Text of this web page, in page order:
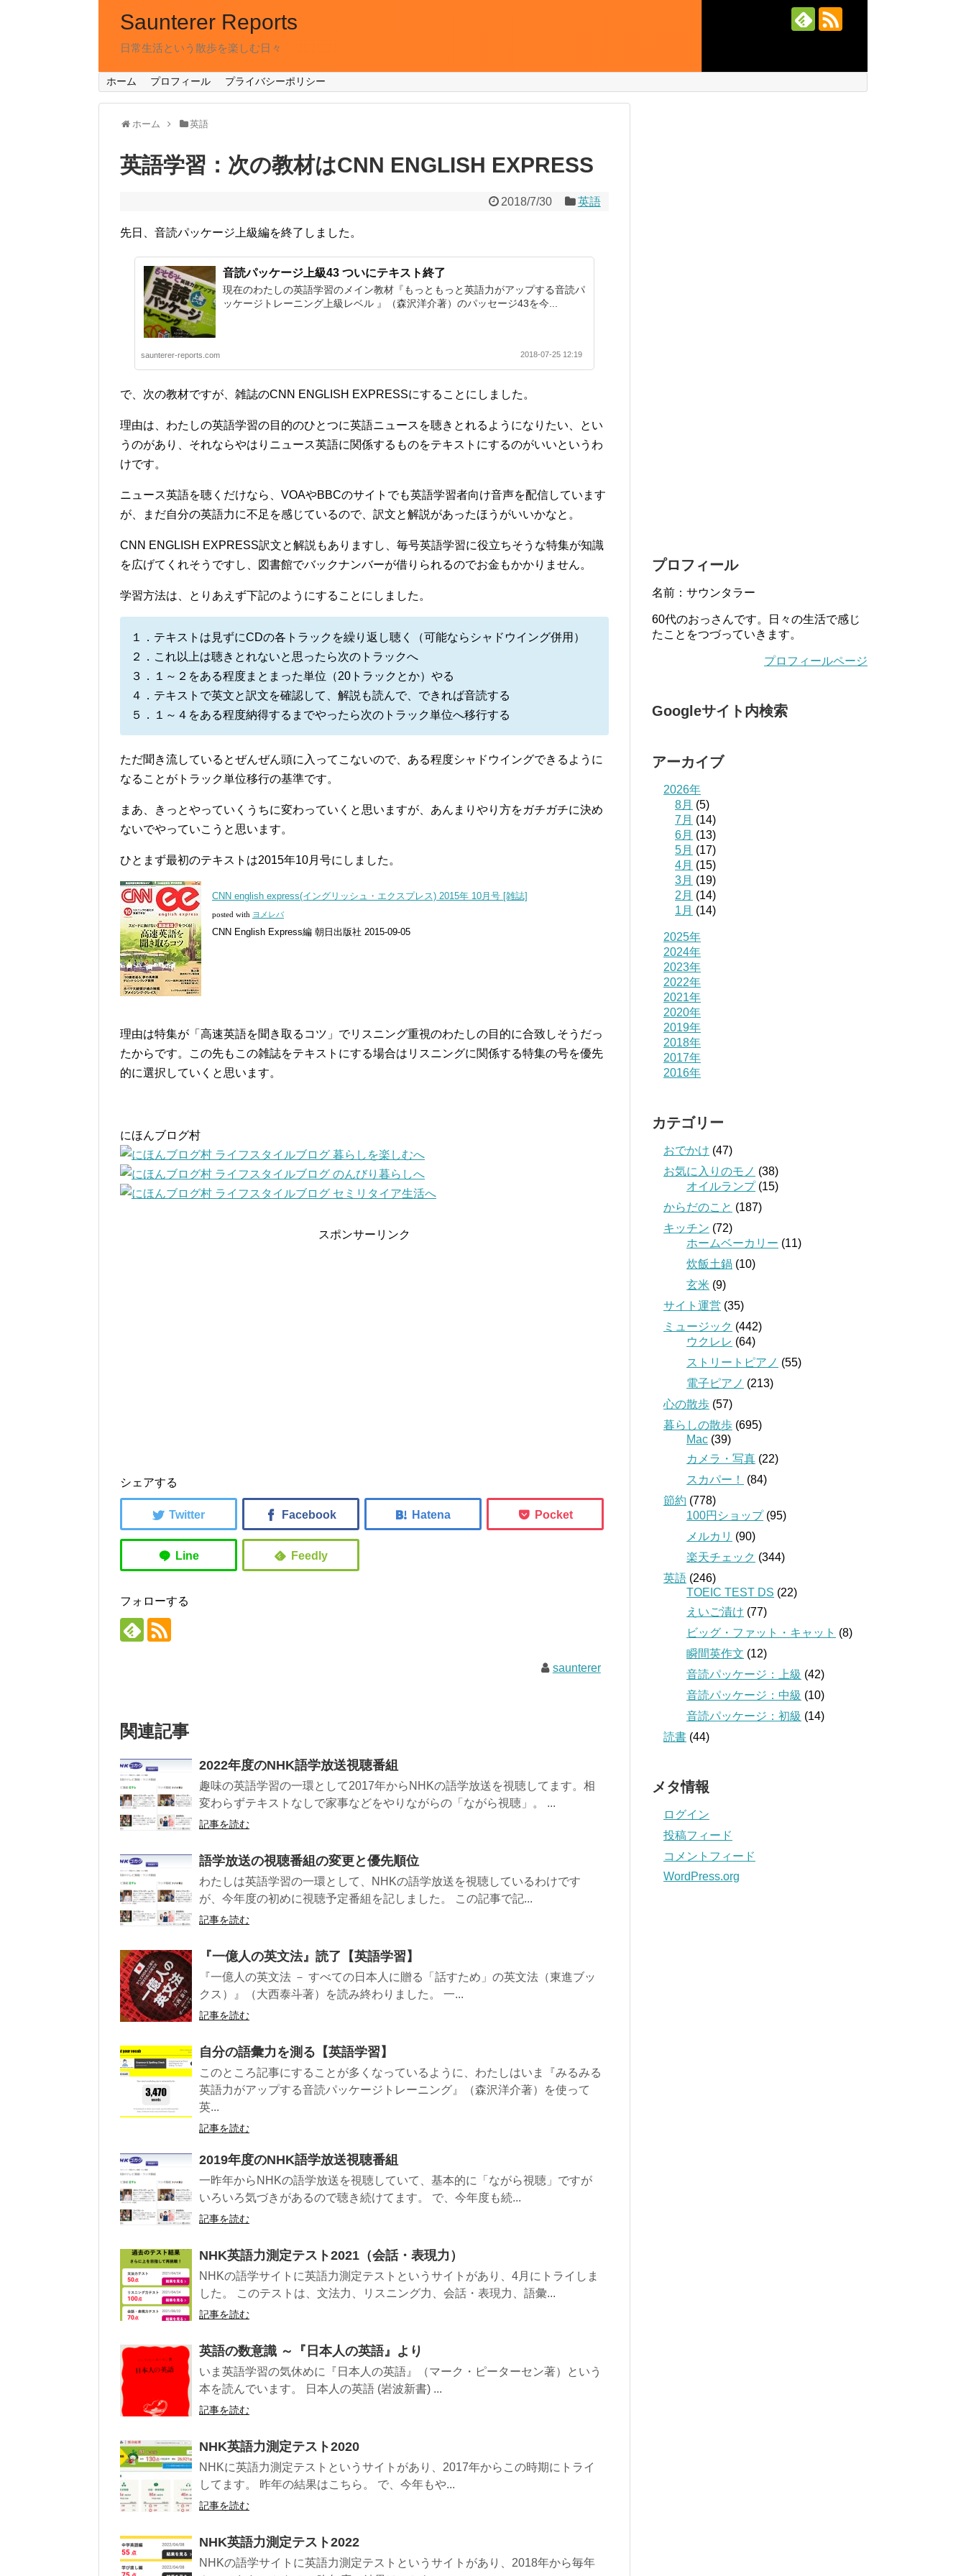
Saunterer Reports
日常生活という散歩を楽しむ日々
ホーム プロフィール プライバシーポリシー
ホーム 英語
英語学習：次の教材はCNN ENGLISH EXPRESS
2018/7/30 英語
先日、音読パッケージ上級編を終了しました。
音読パッケージ上級43 ついにテキスト終了
現在のわたしの英語学習のメイン教材『もっともっと英語力がアップする音読パ
ッケージトレーニング上級レベル 』（森沢洋介著）のパッセージ43を今...
saunterer-reports.com 2018-07-25 12:19
で、次の教材ですが、雑誌のCNN ENGLISH EXPRESSにすることにしました。
理由は、わたしの英語学習の目的のひとつに英語ニュースを聴きとれるようになりたい、とい
うのがあり、それならやはりニュース英語に関係するものをテキストにするのがいいというわ
けです。
ニュース英語を聴くだけなら、VOAやBBCのサイトでも英語学習者向け音声を配信しています
が、まだ自分の英語力に不足を感じているので、訳文と解説があったほうがいいかなと。
CNN ENGLISH EXPRESS訳文と解説もありますし、毎号英語学習に役立ちそうな特集が知識
を広げてくれそうですし、図書館でバックナンバーが借りられるのでお金もかかりません。
学習方法は、とりあえず下記のようにすることにしました。
１．テキストは見ずにCDの各トラックを繰り返し聴く（可能ならシャドウイング併用）
２．これ以上は聴きとれないと思ったら次のトラックへ
３．１～２をある程度まとまった単位（20トラックとか）やる
４．テキストで英文と訳文を確認して、解説も読んで、できれば音読する
５．１～４をある程度納得するまでやったら次のトラック単位へ移行する
ただ聞き流しているとぜんぜん頭に入ってこないので、ある程度シャドウイングできるように
なることがトラック単位移行の基準です。
まあ、きっとやっていくうちに変わっていくと思いますが、あんまりやり方をガチガチに決め
ないでやっていこうと思います。
ひとまず最初のテキストは2015年10月号にしました。
CNN english express(イングリッシュ・エクスプレス) 2015年 10月号 [雑誌]
posted with ヨメレバ
CNN English Express編 朝日出版社 2015-09-05
理由は特集が「高速英語を聞き取るコツ」でリスニング重視のわたしの目的に合致しそうだっ
たからです。この先もこの雑誌をテキストにする場合はリスニングに関係する特集の号を優先
的に選択していくと思います。
にほんブログ村
スポンサーリンク
シェアする
フォローする
saunterer
関連記事
2022年度のNHK語学放送視聴番組
趣味の英語学習の一環として2017年からNHKの語学放送を視聴してます。相
変わらずテキストなしで家事などをやりながらの「ながら視聴」。 ...
記事を読む
語学放送の視聴番組の変更と優先順位
わたしは英語学習の一環として、NHKの語学放送を視聴しているわけです
が、今年度の初めに視聴予定番組を記しました。 この記事で記...
記事を読む
『一億人の英文法』読了【英語学習】
『一億人の英文法 － すべての日本人に贈る「話すため」の英文法（東進ブッ
クス）』（大西泰斗著）を読み終わりました。 一...
記事を読む
自分の語彙力を測る【英語学習】
このところ記事にすることが多くなっているように、わたしはいま『みるみる
英語力がアップする音読パッケージトレーニング』（森沢洋介著）を使って
英...
記事を読む
2019年度のNHK語学放送視聴番組
一昨年からNHKの語学放送を視聴していて、基本的に「ながら視聴」ですが
いろいろ気づきがあるので聴き続けてます。 で、今年度も続...
記事を読む
NHK英語力測定テスト2021（会話・表現力）
NHKの語学サイトに英語力測定テストというサイトがあり、4月にトライしま
した。 このテストは、文法力、リスニング力、会話・表現力、語彙...
記事を読む
英語の数意識 ～『日本人の英語』より
いま英語学習の気休めに『日本人の英語』（マーク・ピーターセン著）という
本を読んでいます。 日本人の英語 (岩波新書) ...
記事を読む
NHK英語力測定テスト2020
NHKに英語力測定テストというサイトがあり、2017年からこの時期にトライ
してます。 昨年の結果はこちら。 で、今年もや...
記事を読む
NHK英語力測定テスト2022
NHKの語学サイトに英語力測定テストというサイトがあり、2018年から毎年
プロフィール
名前：サウンタラー
60代のおっさんです。日々の生活で感じ
たことをつづっていきます。
プロフィールページ
Googleサイト内検索
アーカイブ
2026年
8月 (5)
7月 (14)
6月 (13)
5月 (17)
4月 (15)
3月 (19)
2月 (14)
1月 (14)
2025年
2024年
2023年
2022年
2021年
2020年
2019年
2018年
2017年
2016年
カテゴリー
おでかけ (47)
お気に入りのモノ (38)
オイルランプ(15)
からだのこと (187)
キッチン (72)
ホームベーカリー (11)
炊飯土鍋 (10)
玄米 (9)
サイト運営 (35)
ミュージック (442)
ウクレレ (64)
ストリートピアノ (55)
電子ピアノ (213)
心の散歩 (57)
暮らしの散歩 (695)
Mac (39)
カメラ・写真 (22)
スカパー！
(84)
節約 (778)
100円ショップ(95)
メルカリ (90)
楽天チェック (344)
英語 (246)
TOEIC TEST DS (22)
えいご漬け (77)
ビッグ・ファット・キャット (8)
瞬間英作文 (12)
音読パッケージ：上級 (42)
音読パッケージ：中級 (10)
音読パッケージ：初級 (14)
読書 (44)
メタ情報
ログイン
投稿フィード
コメントフィード
WordPress.org